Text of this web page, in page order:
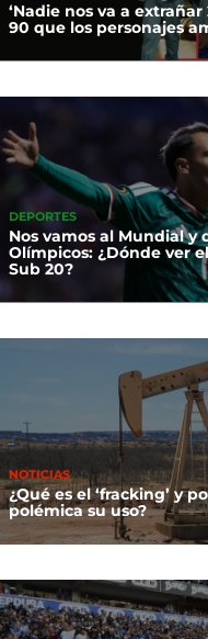
‘Nadie nos va a extrañar
90 que los personajes
DEPORTES
Nos vamos al Mundial y
Olímpicos: ¿Dónde ver
Sub 20?
NOTICIAS
¿Qué es el ‘fracking’ y
polémica su uso?